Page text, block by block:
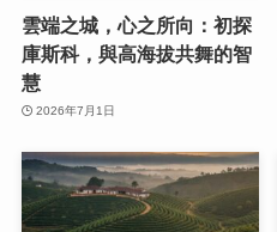
雲端之城，心之所向：初探
庫斯科，與高海拔共舞的智
慧
2026年7月1日